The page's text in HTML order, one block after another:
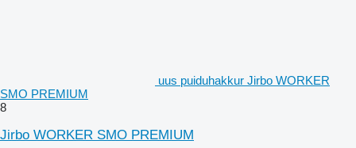
uus puiduhakkur Jirbo WORKER
SMO PREMIUM
8
Jirbo WORKER SMO PREMIUM